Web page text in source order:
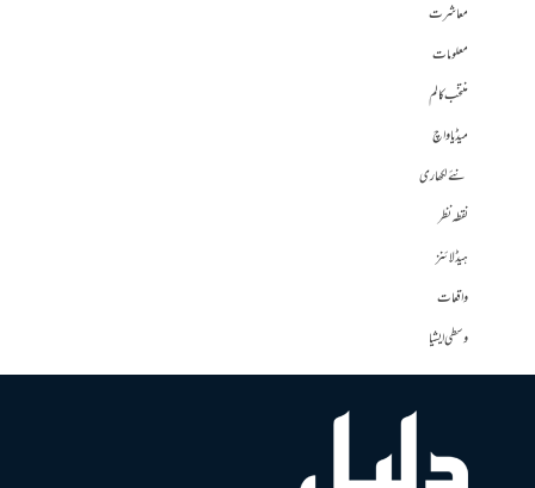
معاشرت
معلومات
منتخب کالم
میڈیا واچ
نئے لکھاری
نقطہ نظر
ہیڈلائنز
واقعات
وسطی ایشیا